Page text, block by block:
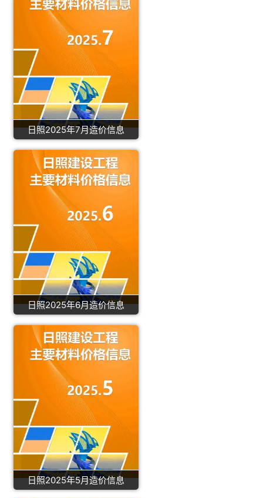
日照2025年7月造价信息
日照2025年6月造价信息
日照2025年5月造价信息